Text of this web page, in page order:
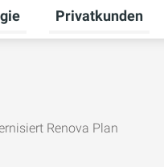
Untermenü für
Privatkunden
Renova Plan